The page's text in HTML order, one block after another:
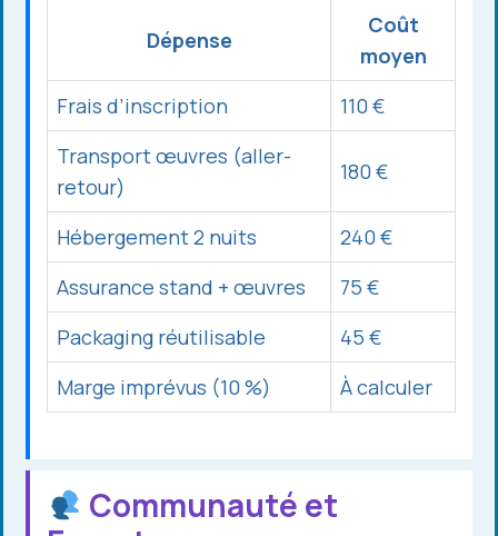
Dépense
Coût
moyen
Frais d’inscription
110 €
Transport œuvres (aller-
retour)
180 €
Hébergement 2 nuits
240 €
Assurance stand + œuvres
75 €
Packaging réutilisable
45 €
Marge imprévus (10 %)
À calculer
Communauté et